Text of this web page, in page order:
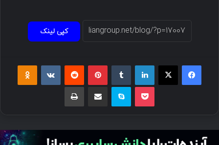
کپی لینک
فیسبوک ایکس لینکداین پینتریست
پاکت اسکایپ چاپ